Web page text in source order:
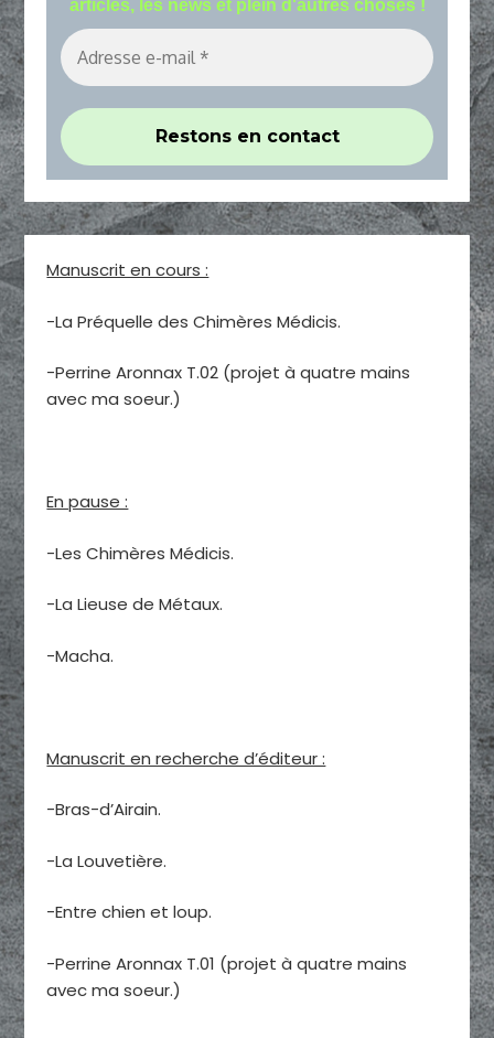
articles, les news et plein d'autres choses !
Manuscrit en cours :
-La Préquelle des Chimères Médicis.
-Perrine Aronnax T.02 (projet à quatre mains
avec ma soeur.)
En pause :
-Les Chimères Médicis.
-La Lieuse de Métaux.
-Macha.
Manuscrit en recherche d’éditeur :
-Bras-d’Airain.
-La Louvetière.
-Entre chien et loup.
-Perrine Aronnax T.01 (projet à quatre mains
avec ma soeur.)